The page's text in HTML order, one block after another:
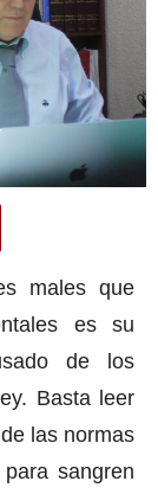
males que
es su
de los
Basta leer
las normas
sangren